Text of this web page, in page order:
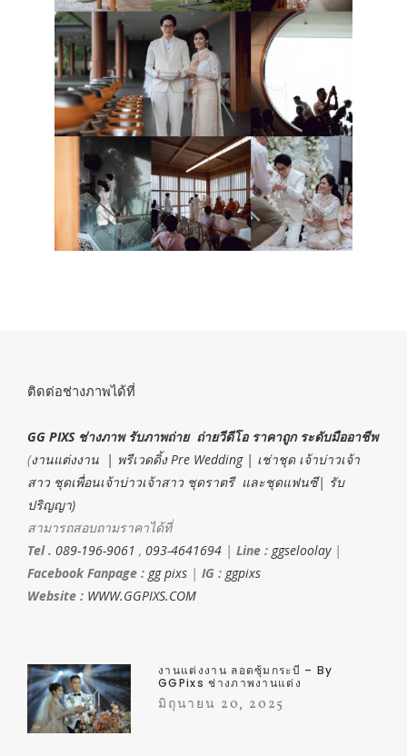
ติดต่อช่างภาพได้ที่
GG PIXS ช่างภาพ รับภาพถ่าย ถ่ายวีดีโอ ราคาถูก ระดับมืออาชีพ
(งานแต่งงาน | พรีเวดดิ้ง Pre Wedding | เช่าชุด เจ้าบ่าวเจ้า
สาว ชุดเพื่อนเจ้าบ่าวเจ้าสาว ชุดราตรี และชุดแฟนซี| รับ
ปริญญา)
สามารถสอบถามราคาได้ที่
Tel . 089-196-9061 , 093-4641694 | Line : ggseloolay|
Facebook Fanpage : gg pixs | IG : ggpixs
Website : WWW.GGPIXS.COM
งานแต่งงาน ลอดซุ้มกระบี่ – By
GGPixs ช่างภาพงานแต่ง
มิถุนายน 20, 2025